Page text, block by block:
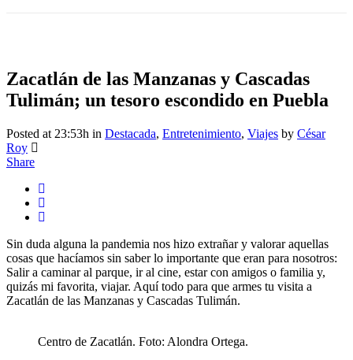
Zacatlán de las Manzanas y Cascadas
Tulimán; un tesoro escondido en Puebla
Posted at 23:53h in Destacada, Entretenimiento, Viajes by César
Roy
Share
Sin duda alguna la pandemia nos hizo extrañar y valorar aquellas
cosas que hacíamos sin saber lo importante que eran para nosotros:
Salir a caminar al parque, ir al cine, estar con amigos o familia y,
quizás mi favorita, viajar. Aquí todo para que armes tu visita a
Zacatlán de las Manzanas y Cascadas Tulimán.
Centro de Zacatlán. Foto: Alondra Ortega.